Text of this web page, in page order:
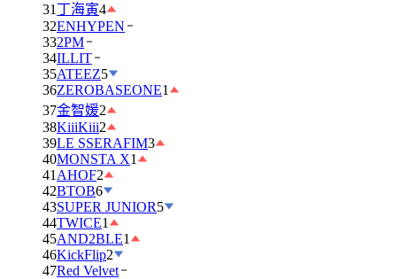
31 丁海寅4
32ENHYPEN
332PM
34ILLIT
35ATEEZ5
36ZEROBASEONE1
37金智媛2
38KiiiKiii2
39LE SSERAFIM3
40MONSTA X1
41 AHOF2
42BTOB6
43SUPER JUNIOR5
44TWICE1
45AND2BLE1
46KickFlip2
47Red Velvet